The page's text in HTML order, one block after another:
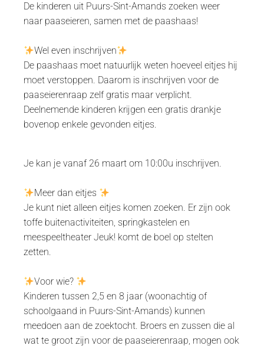
De kinderen uit Puurs-Sint-Amands zoeken weer
naar paaseieren, samen met de paashaas!
Wel even inschrijven
De paashaas moet natuurlijk weten hoeveel eitjes hij
moet verstoppen. Daarom is inschrijven voor de
paaseierenraap zelf gratis maar verplicht.
Deelnemende kinderen krijgen een gratis drankje
bovenop enkele gevonden eitjes.
Je kan je vanaf 26 maart om 10:00u inschrijven.
Meer dan eitjes
Je kunt niet alleen eitjes komen zoeken. Er zijn ook
toffe buitenactiviteiten, springkastelen en
meespeeltheater Jeuk! komt de boel op stelten
zetten.
Voor wie?
Kinderen tussen 2,5 en 8 jaar (woonachtig of
schoolgaand in Puurs-Sint-Amands) kunnen
meedoen aan de zoektocht. Broers en zussen die al
wat te groot zijn voor de paaseierenraap, mogen ook